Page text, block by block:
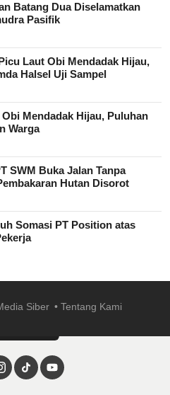
Batang Dua Diselamatkan
Pasifik
Laut Obi Mendadak Hijau,
Halsel Uji Sampel
Mendadak Hijau, Puluhan
Warga
SWM Buka Jalan Tanpa
Hutan Disorot
Somasi PT Position atas
Siber Tentang Kami